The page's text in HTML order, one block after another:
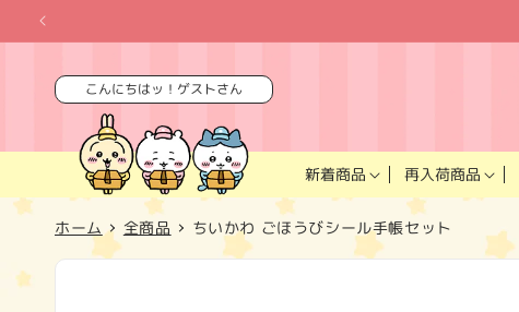
ンツに
進む
こんにちはッ！ゲストさん
新着商品 再入荷商品
ホーム 全商品 ちいかわ ごほうびシール手帳セット